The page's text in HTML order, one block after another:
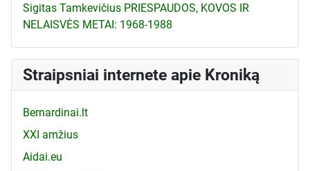
Sigitas Tamkevičius PRIESPAUDOS, KOVOS IR
NELAISVĖS METAI: 1968-1988
Straipsniai internete apie Kroniką
Bernardinai.lt
XXI amžius
Aidai.eu